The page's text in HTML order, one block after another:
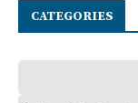
CATEGORIES